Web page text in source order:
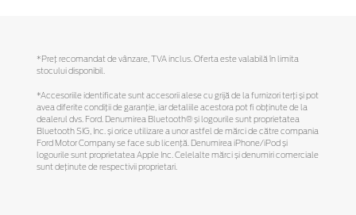
*Preţ recomandat de vânzare, TVA inclus. Oferta este valabilă în limita
stocului disponibil.
*Accesoriile identificate sunt accesorii alese cu grijă de la furnizori terți și pot
avea diferite condiții de garanție, iar detaliile acestora pot fi obținute de la
dealerul dvs. Ford. Denumirea Bluetooth® și logourile sunt proprietatea
Bluetooth SIG, Inc. și orice utilizare a unor astfel de mărci de către compania
Ford Motor Company se face sub licență. Denumirea iPhone/iPod și
logourile sunt proprietatea Apple Inc. Celelalte mărci și denumiri comerciale
sunt deținute de respectivii proprietari.